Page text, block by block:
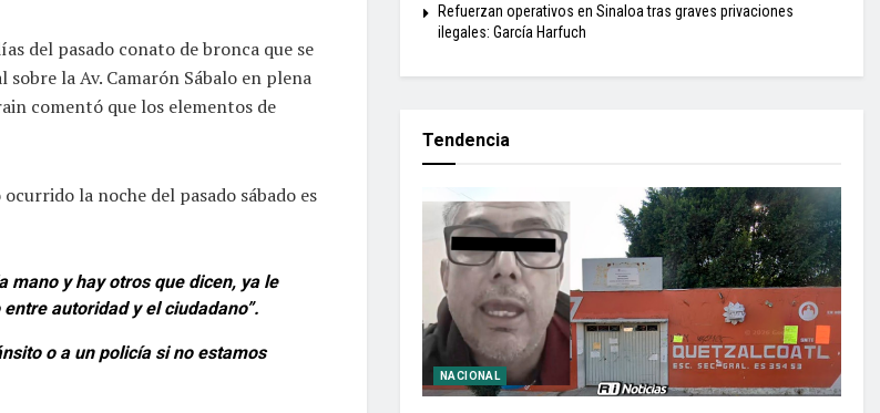
del pasado conato de bronca que se
la Av. Camarón Sábalo en plena
comentó que los elementos de
la noche del pasado sábado es
mano y hay otros que dicen, ya le
autoridad y el ciudadano”.
o a un policía si no estamos
Refuerzan operativos en Sinaloa tras graves privaciones
ilegales: García Harfuch
Tendencia
NACIONAL